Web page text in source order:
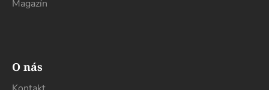
Magazín
O nás